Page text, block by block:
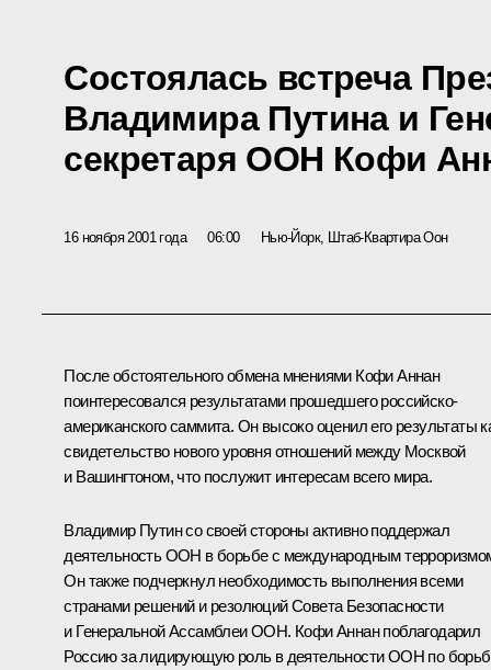
Состоялась встреча
Владимира Путина и
секретаря ООН Кофи
16 ноября 2001 года 06:00 Нью-Йорк, Штаб-Квартира Оон
После обстоятельного обмена мнениями Кофи Аннан
поинтересовался результатами прошедшего российско-
американского саммита. Он высоко оценил его результаты
свидетельство нового уровня отношений между Москвой
и Вашингтоном, что послужит интересам всего мира.
Владимир Путин со своей стороны активно поддержал
деятельность ООН в борьбе с международным
Он также подчеркнул необходимость выполнения всеми
странами решений и резолюций Совета Безопасности
и Генеральной Ассамблеи ООН. Кофи Аннан поблагодарил
Россию за лидирующую роль в деятельности ООН по